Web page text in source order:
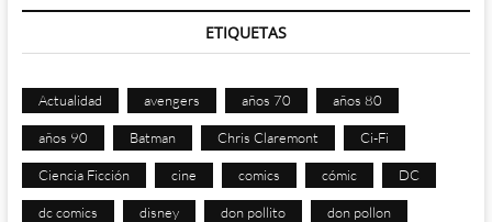
ETIQUETAS
Actualidad avengers años 70 años 80
años 90 Batman Chris Claremont Ci-Fi
Ciencia Ficción cine comics cómic DC
dc comics disney don pollito don pollon